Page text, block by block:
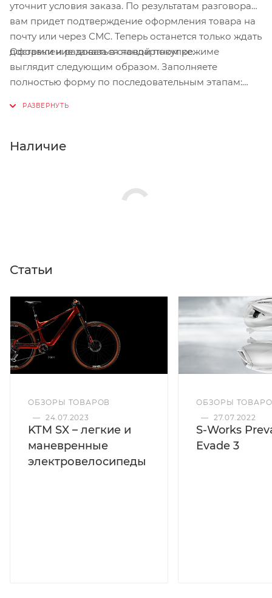
уточнит условия заказа. По результатам разговора
вам придет подтверждение оформления товара на
почту или через СМС. Теперь останется только ждать
доставки и радоваться новой покупке.
Оформление заказа в стандартном режиме
выглядит следующим образом. Заполняете
полностью форму по последовательным этапам:
Нажмите кнопку «Оформить заказ».
Наличие
Статьи
ОБЗОРЫ ТОВАРОВ
— 24.07.2023
KTM SX – легкие и
маневренные
электровелосипеды
ОБЗОРЫ
— 27.07.2022
S-Works
Evade 3